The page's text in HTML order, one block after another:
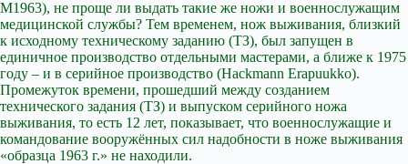
M1963), не проще ли выдать такие же ножи и военнослужащим
медицинской службы? Тем временем, нож выживания, близкий
к исходному техническому заданию (ТЗ), был запущен в
единичное производство отдельными мастерами, а ближе к 1975
году – и в серийное производство (Hackmann Erapuukko).
Промежуток времени, прошедший между созданием
технического задания (ТЗ) и выпуском серийного ножа
выживания, то есть 12 лет, показывает, что военнослужащие и
командование вооружённых сил надобности в ноже выживания
«образца 1963 г.» не находили.